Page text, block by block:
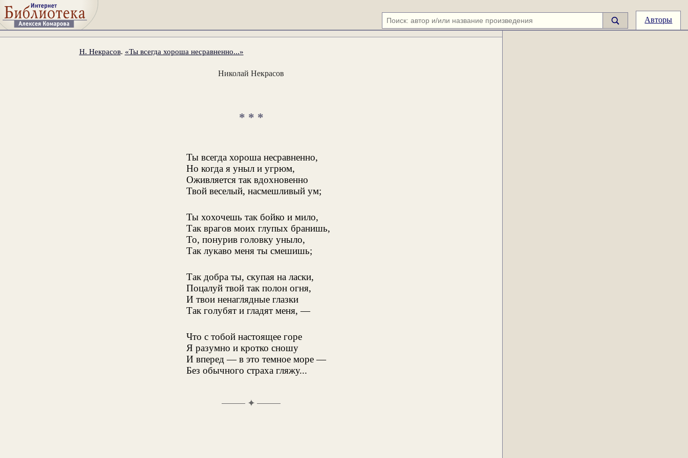
Авторы
Н. Некрасов. «Ты всегда хороша несравненно...»
Николай Некрасов
* * *
Ты всегда хороша несравненно,
Но когда я уныл и угрюм,
Оживляется так вдохновенно
Твой веселый, насмешливый ум;
Ты хохочешь так бойко и мило,
Так врагов моих глупых бранишь,
То, понурив головку уныло,
Так лукаво меня ты смешишь;
Так добра ты, скупая на ласки,
Поцалуй твой так полон огня,
И твои ненаглядные глазки
Так голубят и гладят меня, —
Что с тобой настоящее горе
Я разумно и кротко сношу
И вперед — в это темное море —
Без обычного страха гляжу...
✦